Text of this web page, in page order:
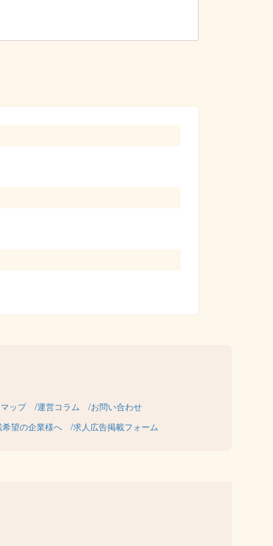
ップ 運営コラム
お問い合わせ
望の企業様へ
求人広告掲載フォーム